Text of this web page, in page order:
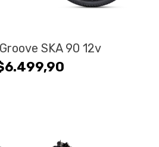
SKA 90 12v
6.499,90